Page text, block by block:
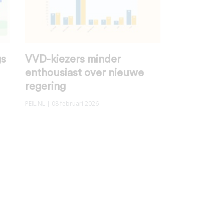
VVD-kiezers minder
enthousiast over nieuwe
regering
PEIL.NL | 08 februari 2026